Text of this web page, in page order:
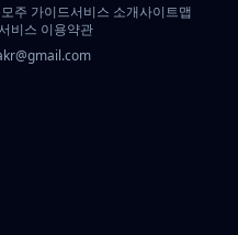
주 가이드서비스 소개사이트맵
서비스 이용약관